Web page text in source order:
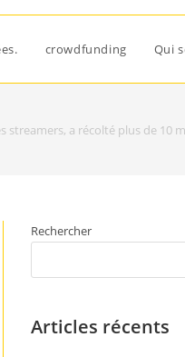
crowdfunding Qui
streamers, a récolté plus de 10
Rechercher
Articles récents